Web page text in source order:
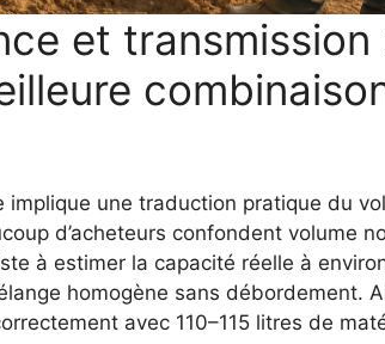
et transmission
une traduction pratique du
d’acheteurs confondent volume
à estimer la capacité réelle à
homogène sans débordement.
avec 110–115 litres de